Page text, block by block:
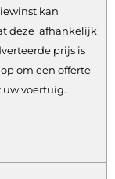
kan
deze afhankelijk
prijs is
om een offerte
uw voertuig.